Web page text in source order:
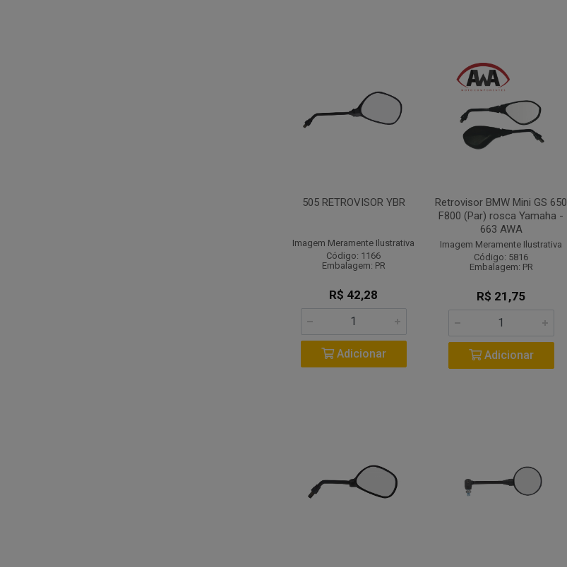
505 RETROVISOR YBR
Imagem Meramente Ilustrativa
Código: 1166
Embalagem: PR
R$ 42,28
Adicionar
Retrovisor BMW Mini GS 650
F800 (Par) rosca Yamaha -
663 AWA
Imagem Meramente Ilustrativa
Código: 5816
Embalagem: PR
R$ 21,75
Adicionar